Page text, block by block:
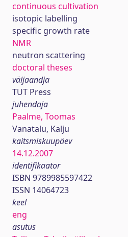
continuous cultivation
isotopic labelling
specific growth rate
NMR
neutron scattering
doctoral theses
väljaandja
TUT Press
juhendaja
Paalme, Toomas
Vanatalu, Kalju
kaitsmiskuupäev
14.12.2007
identifikaator
ISBN 9789985597422
ISSN 14064723
keel
eng
asutus